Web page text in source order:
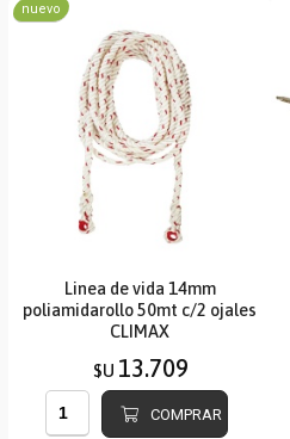
nuevo
Linea de vida 14mm
poliamidarollo 50mt c/2 ojales
CLIMAX
$U 13.709
COMPRAR